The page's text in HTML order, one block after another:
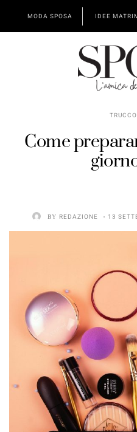
MODA SPOSA IDEE
Come
BY REDAZIONE 13